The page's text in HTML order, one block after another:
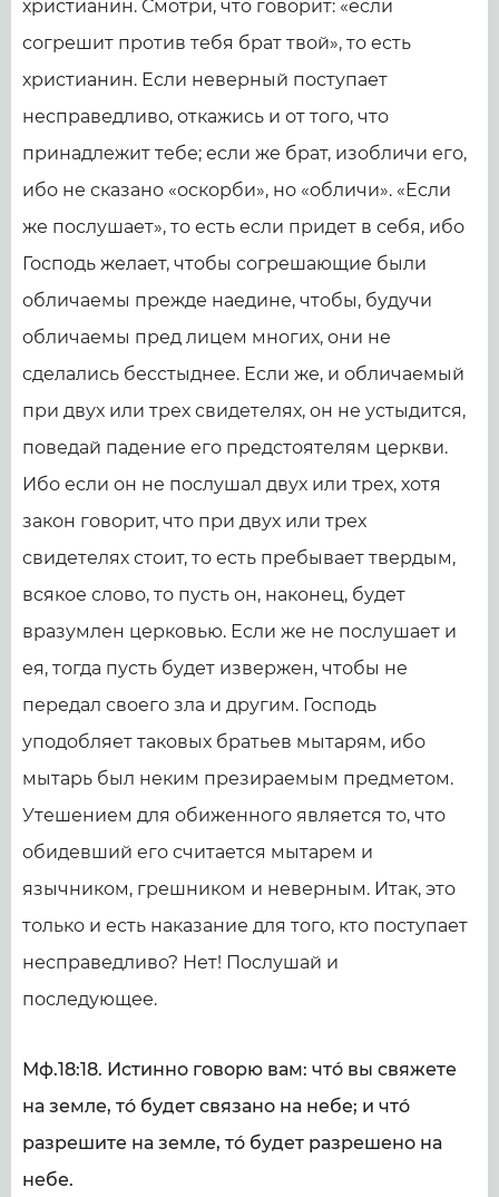
христианин. Смотри, что говорит: «если
согрешит против тебя брат твой», то есть
христианин. Если неверный поступает
несправедливо, откажись и от того, что
принадлежит тебе; если же брат, изобличи его,
ибо не сказано «оскорби», но «обличи». «Если
же послушает», то есть если придет в себя, ибо
Господь желает, чтобы согрешающие были
обличаемы прежде наедине, чтобы, будучи
обличаемы пред лицем многих, они не
сделались бесстыднее. Если же, и обличаемый
при двух или трех свидетелях, он не устыдится,
поведай падение его предстоятелям церкви.
Ибо если он не послушал двух или трех, хотя
закон говорит, что при двух или трех
свидетелях стоит, то есть пребывает твердым,
всякое слово, то пусть он, наконец, будет
вразумлен церковью. Если же не послушает и
ея, тогда пусть будет извержен, чтобы не
передал своего зла и другим. Господь
уподобляет таковых братьев мытарям, ибо
мытарь был неким презираемым предметом.
Утешением для обиженного является то, что
обидевший его считается мытарем и
язычником, грешником и неверным. Итак, это
только и есть наказание для того, кто поступает
несправедливо? Нет! Послушай и
последующее.
Мф.18:18. Истинно говорю вам: чтó вы свяжете
на земле, тó будет связано на небе; и чтó
разрешите на земле, тó будет разрешено на
небе.